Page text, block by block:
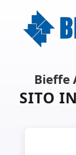
Bieffe
SITO